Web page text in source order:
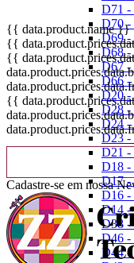
D71
D70
D69
D68
D67 -
D66
D20
D28
D24
D23
D21
D18 -
D17
D16
D14 -
D38 -
D46
D44 -
{{ data.product.name }}
{{
{{
{{
Cadastre-se em nossa